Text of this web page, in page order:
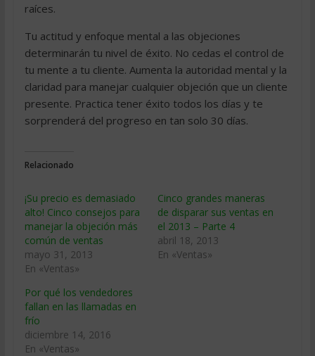
raíces.
Tu actitud y enfoque mental a las objeciones
determinarán tu nivel de éxito. No cedas el control de
tu mente a tu cliente. Aumenta la autoridad mental y la
claridad para manejar cualquier objeción que un cliente
presente. Practica tener éxito todos los días y te
sorprenderá del progreso en tan solo 30 días.
Relacionado
¡Su precio es demasiado
alto! Cinco consejos para
manejar la objeción más
común de ventas
mayo 31, 2013
En «Ventas»
Cinco grandes maneras
de disparar sus ventas en
el 2013 – Parte 4
abril 18, 2013
En «Ventas»
Por qué los vendedores
fallan en las llamadas en
frío
diciembre 14, 2016
En «Ventas»